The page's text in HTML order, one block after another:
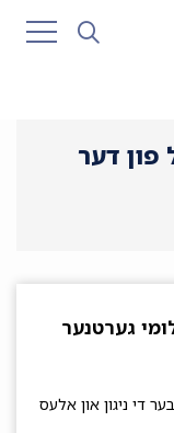
פון דער
גערטנער
די ניגון און אלעס